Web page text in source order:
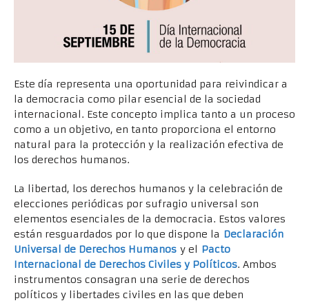
Este día representa una oportunidad para reivindicar a
la democracia como pilar esencial de la sociedad
internacional. Este concepto implica tanto a un proceso
como a un objetivo, en tanto proporciona el entorno
natural para la protección y la realización efectiva de
los derechos humanos.
La libertad, los derechos humanos y la celebración de
elecciones periódicas por sufragio universal son
elementos esenciales de la democracia. Estos valores
están resguardados por lo que dispone la Declaración
Universal de Derechos Humanos y el
Pacto
Internacional de Derechos Civiles y Políticos. Ambos
instrumentos consagran una serie de derechos
políticos y libertades civiles en las que deben